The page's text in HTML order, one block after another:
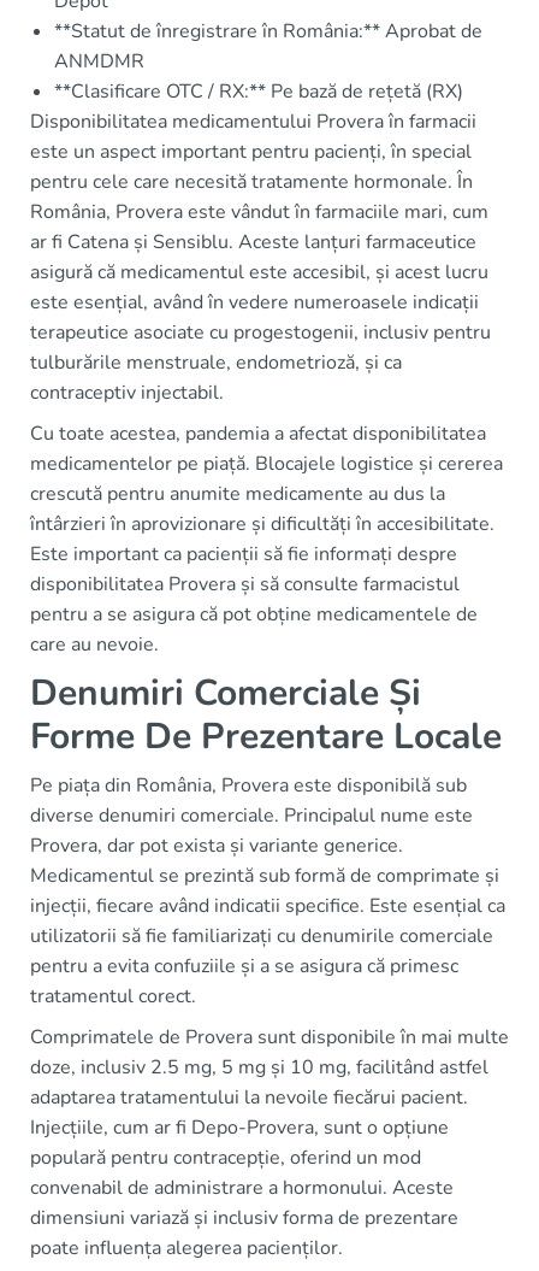
**Statut de înregistrare în România:** Aprobat de
ANMDMR
**Clasificare OTC / RX:** Pe bază de rețetă (RX)
Disponibilitatea medicamentului Provera în farmacii
este un aspect important pentru pacienți, în special
pentru cele care necesită tratamente hormonale. În
România, Provera este vândut în farmaciile mari, cum
ar fi Catena și Sensiblu. Aceste lanțuri farmaceutice
asigură că medicamentul este accesibil, și acest lucru
este esențial, având în vedere numeroasele indicații
terapeutice asociate cu progestogenii, inclusiv pentru
tulburările menstruale, endometrioză, și ca
contraceptiv injectabil.
Cu toate acestea, pandemia a afectat disponibilitatea
medicamentelor pe piață. Blocajele logistice și cererea
crescută pentru anumite medicamente au dus la
întârzieri în aprovizionare și dificultăți în accesibilitate.
Este important ca pacienții să fie informați despre
disponibilitatea Provera și să consulte farmacistul
pentru a se asigura că pot obține medicamentele de
care au nevoie.
Denumiri Comerciale Și
Forme De Prezentare Locale
Pe piața din România, Provera este disponibilă sub
diverse denumiri comerciale. Principalul nume este
Provera, dar pot exista și variante generice.
Medicamentul se prezintă sub formă de comprimate și
injecții, fiecare având indicatii specifice. Este esențial ca
utilizatorii să fie familiarizați cu denumirile comerciale
pentru a evita confuziile și a se asigura că primesc
tratamentul corect.
Comprimatele de Provera sunt disponibile în mai multe
doze, inclusiv 2.5 mg, 5 mg și 10 mg, facilitând astfel
adaptarea tratamentului la nevoile fiecărui pacient.
Injecțiile, cum ar fi Depo-Provera, sunt o opțiune
populară pentru contracepție, oferind un mod
convenabil de administrare a hormonului. Aceste
dimensiuni variază și inclusiv forma de prezentare
poate influența alegerea pacienților.